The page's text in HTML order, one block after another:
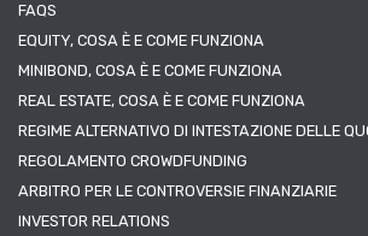
FAQS
EQUITY, COSA È E COME FUNZIONA
MINIBOND, COSA È E COME FUNZIONA
REAL ESTATE, COSA È E COME FUNZIONA
REGIME ALTERNATIVO DI INTESTAZIONE DELLE
REGOLAMENTO CROWDFUNDING
ARBITRO PER LE CONTROVERSIE FINANZIARIE
INVESTOR RELATIONS